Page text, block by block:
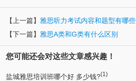
【上一篇】 雅思听力考试内容和题型有哪些
【下一篇】 雅思A类和G类有什么区别
您可能还会对这些文章感兴趣！
盐城雅思培训班哪个好 多少钱?(1)